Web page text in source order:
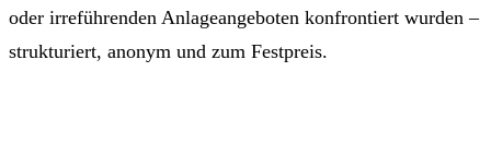
oder irreführenden Anlageangeboten konfrontiert wurden –
strukturiert, anonym und zum Festpreis.